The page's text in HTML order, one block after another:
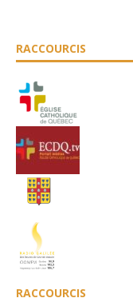
RACCOURCIS
RACCOURCIS